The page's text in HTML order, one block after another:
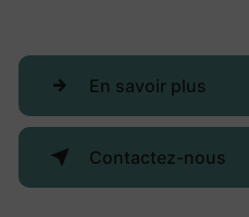
En savoir plus
Contactez-nous